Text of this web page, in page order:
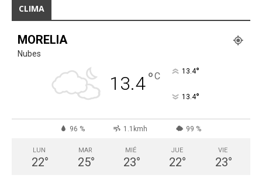
CLIMA
MORELIA
Nubes
13.4°C 13.4°
13.4°
96 % 1.1kmh 99 %
LUN
22°
MAR
25°
MIÉ
23°
JUE
22°
VIE
23°